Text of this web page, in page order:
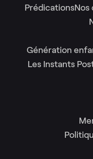
PrédicationsNos
Génération
Les Instants